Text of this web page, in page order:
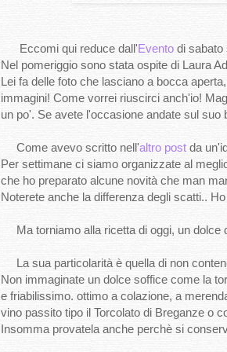
Eccomi qui reduce dall'Evento di sabato
Nel pomeriggio sono stata ospite di Laura
Lei fa delle foto che lasciano a bocca
immagini! Come vorrei riuscirci anch'io!
un po'. Se avete l'occasione andate sul
Come avevo scritto nell'altro post da
Per settimane ci siamo organizzate al
che ho preparato alcune novità che man
Noterete anche la differenza degli scatti..
Ma torniamo alla ricetta di oggi, un dolce
La sua particolarità è quella di non
Non immaginate un dolce soffice come la
e friabilissimo. ottimo a colazione, a
vino passito tipo il Torcolato di Breganze o
Insomma provatela anche perchè si